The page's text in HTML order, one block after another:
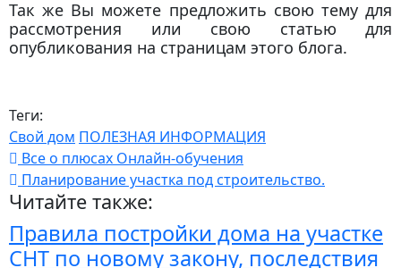
Так же Вы можете предложить свою тему для
рассмотрения или свою статью для
опубликования на страницам этого блога.
Теги:
Свой дом ПОЛЕЗНАЯ ИНФОРМАЦИЯ
Все о плюсах Онлайн-обучения
Планирование участка под строительство.
Читайте также:
Правила постройки дома на участке
СНТ по новому закону, последствия